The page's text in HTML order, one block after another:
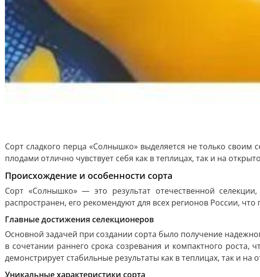
Сорт сладкого перца «Солнышко» выделяется не только
плодами отлично чувствует себя как в теплицах, так и на
Происхождение и особенности сорта
Сорт «Солнышко» — это результат отечественной
распространен, его рекомендуют для всех регионов России,
Главные достижения селекционеров
Основной задачей при создании сорта было получение
в сочетании раннего срока созревания и компактного
демонстрирует стабильные результаты как в теплицах, так и на
Уникальные характеристики сорта